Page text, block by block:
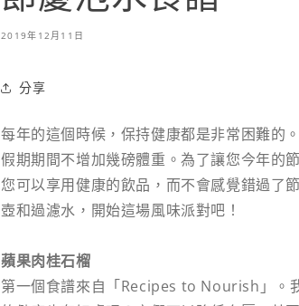
2019年12月11日
分享
每年的這個時候，保持健康都是非常困難的
假期期間不增加幾磅體重。為了讓您今年的
您可以享用健康的飲品，而不會感覺錯過了
壺和過濾水，開始這場風味派對吧！
蘋果肉桂石榴
第一個食譜來自「Recipes to Nourish」。